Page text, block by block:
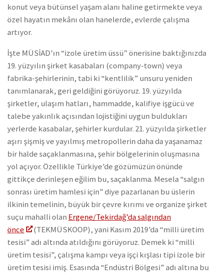
konut veya bütünsel yaşam alanı haline getirmekte veya
özel hayatın mekânı olan hanelerde, evlerde çalışma
artıyor.
İşte MÜSİAD’ın “izole üretim üssü” önerisine baktığınızda
19. yüzyılın şirket kasabaları (company-town) veya
fabrika-şehirlerinin, tabi ki “kentlilik” unsuru yeniden
tanımlanarak, geri geldiğini görüyoruz. 19. yüzyılda
şirketler, ulaşım hatları, hammadde, kalifiye işgücü ve
talebe yakınlık açısından lojistiğini uygun buldukları
yerlerde kasabalar, şehirler kurdular. 21. yüzyılda şirketler
aşırı şişmiş ve yayılmış metropollerin daha da yaşanamaz
bir halde saçaklanmasına, şehir bölgelerinin oluşmasına
yol açıyor. Özellikle Türkiye’de gözümüzün önünde
gittikçe derinleşen eğilim bu, saçaklanma. Mesela “salgın
sonrası üretim hamlesi için” diye pazarlanan bu üslerin
ilkinin temelinin, büyük bir çevre kırımı ve organize şirket
suçu mahalli olan Ergene/Tekirdağ’da salgından
önce
(TEKMÜSKOOP), yani Kasım 2019’da “milli üretim
tesisi” adı altında atıldığını görüyoruz. Demek ki “milli
üretim tesisi”, çalışma kampı veya işçi kışlası tipi izole bir
üretim tesisi imiş. Esasında “Endüstri Bölgesi” adı altına bu